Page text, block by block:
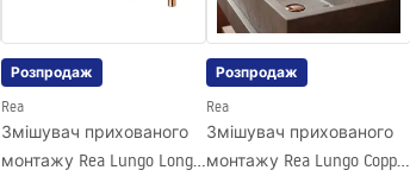
1/2 дюйма
Розпродаж
Rea
Змішувач прихованого
монтажу Rea Lungo Long
Розпродаж
Rea
Змішувач прихованого
монтажу Rea Lungo Copper